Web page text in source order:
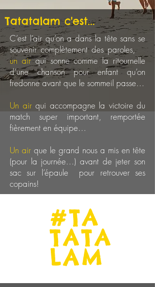
Tatatalam c'est...
C’est l’air qu’on a dans la tête sans se
souvenir complètement des paroles,
un airqui sonne comme la ritournelle
d’une chanson pour enfant qu’on
fredonne avant que le sommeil passe…
Un airqui accompagne la victoire du
match super important, remportée
fièrement en équipe…
Un air que le grand nous a mis en tête
(pour la journée…) avant de jeter son
sac sur l’épaule pour retrouver ses
copains!
#TA
TATA
LAM